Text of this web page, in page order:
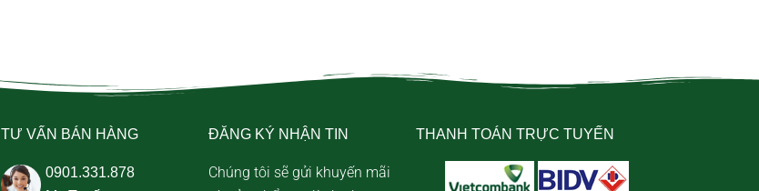
TƯ VẤN BÁN HÀNG
0901.331.878
ĐĂNG KÝ NHẬN TIN
Chúng tôi sẽ gửi khuyến mãi
THANH TOÁN TRỰC TUYẾN